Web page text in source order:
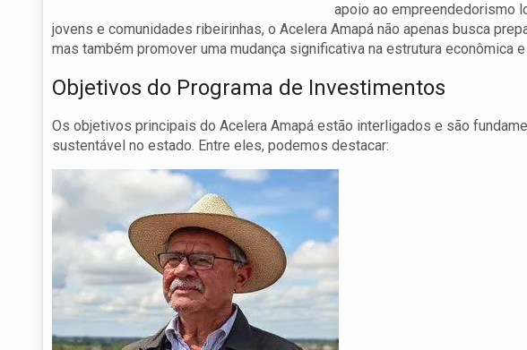
apoio ao empreendedorismo
jovens e comunidades ribeirinhas, o Acelera Amapá não apenas busca
mas também promover uma mudança significativa na estrutura econômica
Objetivos do Programa de Investimentos
Os objetivos principais do Acelera Amapá estão interligados e são
sustentável no estado. Entre eles, podemos destacar: